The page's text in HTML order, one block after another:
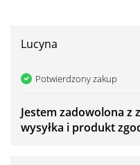
Lucyna
Potwierdzony zakup
Jestem zadowolona z
wysyłka i produkt